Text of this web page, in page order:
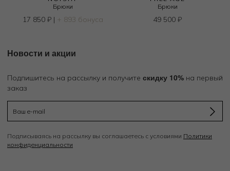
Брюки
17 850 ₽| + 893 бонуса
Брюки
49 500 ₽
Новости и акции
Подпишитесь на рассылку и получите скидку 10% на первый
заказ
Подписываясь на рассылку вы соглашаетесь с условиями Политики
конфиденциальности